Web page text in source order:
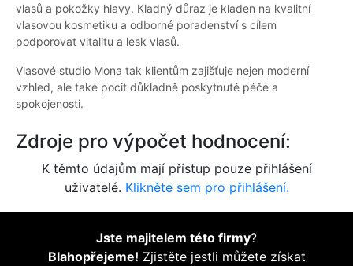
vlasů a pokožky hlavy. Kladný důraz je kladen na kvalitní
vlasovou kosmetiku a odborné poradenství s cílem
podporovat vitalitu a lesk vlasů.
Vlasové studio Mona tak klientům zajišťuje nejen moderní
vzhled, ale také pocit důkladně poskytnuté péče a
spokojenosti.
Zdroje pro výpočet hodnocení:
K těmto údajům mají přístup pouze přihlášení
uživatelé. Klikněte sem pro přihlášení.
Jste majitelem této firmy?
Blahopřejeme! Zjistěte jestli můžete získat